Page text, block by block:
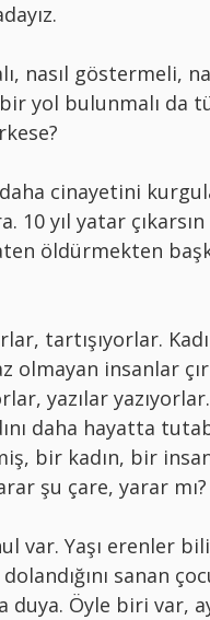
nasıl göstermeli,
bir yol bulunmalı da
cinayetini
10 yıl yatar
öldürmekten
tartışıyorlar.
olmayan insanlar
yazılar
daha hayatta
bir kadın, bir
şu çare, yarar mı?
var. Yaşı erenler
sanan
duya. Öyle biri var,